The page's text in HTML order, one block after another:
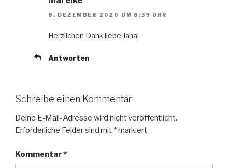
8. DEZEMBER 2020 UM 8:39 UHR
Herzlichen Dank liebe Jana!
Antworten
Schreibe einen Kommentar
Deine E-Mail-Adresse wird nicht veröffentlicht.
Erforderliche Felder sind mit *markiert
Kommentar*